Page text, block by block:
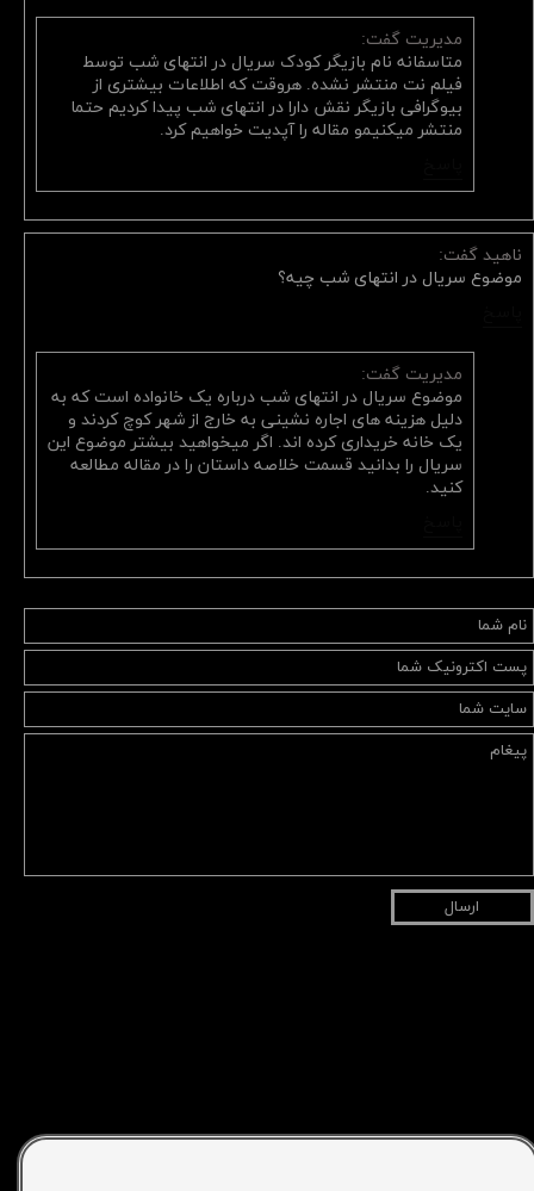
مدیریت گفت:
متاسفانه نام بازیگر کودک سریال در انتهای شب توسط
فیلم نت منتشر نشده. هروقت که اطلاعات بیشتری از
بیوگرافی بازیگر نقش دارا در انتهای شب پیدا کردیم حتما
منتشر میکنیمو مقاله را آپدیت خواهیم کرد.
ناهید گفت:
موضوع سریال در انتهای شب چیه؟
مدیریت گفت:
موضوع سریال در انتهای شب درباره یک خانواده است که به
دلیل هزینه های اجاره نشینی به خارج از شهر کوچ کردند و
یک خانه خریداری کرده اند. اگر میخواهید بیشتر موضوع این
سریال را بدانید قسمت خلاصه داستان را در مقاله مطالعه
کنید.
ارسال